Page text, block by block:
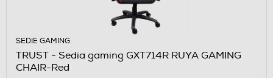
SEDIE GAMING
TRUST - Sedia gaming GXT714R RUYA GAMING
CHAIR-Red